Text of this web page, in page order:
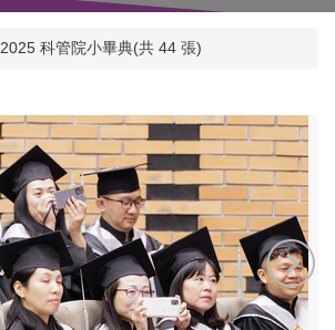
2025 科管院小畢典(共 44 張)